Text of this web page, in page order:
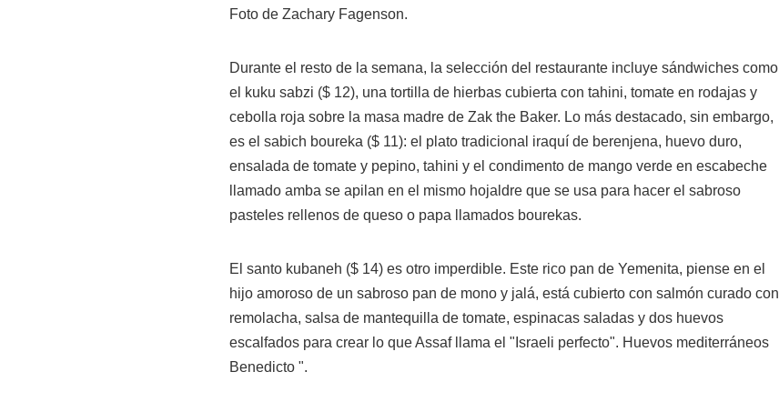
Foto de Zachary Fagenson.
Durante el resto de la semana, la selección del restaurante incluye sándwiches como
el kuku sabzi ($ 12), una tortilla de hierbas cubierta con tahini, tomate en rodajas y
cebolla roja sobre la masa madre de Zak the Baker. Lo más destacado, sin embargo,
es el sabich boureka ($ 11): el plato tradicional iraquí de berenjena, huevo duro,
ensalada de tomate y pepino, tahini y el condimento de mango verde en escabeche
llamado amba se apilan en el mismo hojaldre que se usa para hacer el sabroso
pasteles rellenos de queso o papa llamados bourekas.
El santo kubaneh ($ 14) es otro imperdible. Este rico pan de Yemenita, piense en el
hijo amoroso de un sabroso pan de mono y jalá, está cubierto con salmón curado con
remolacha, salsa de mantequilla de tomate, espinacas saladas y dos huevos
escalfados para crear lo que Assaf llama el "Israeli perfecto". Huevos mediterráneos
Benedicto ".